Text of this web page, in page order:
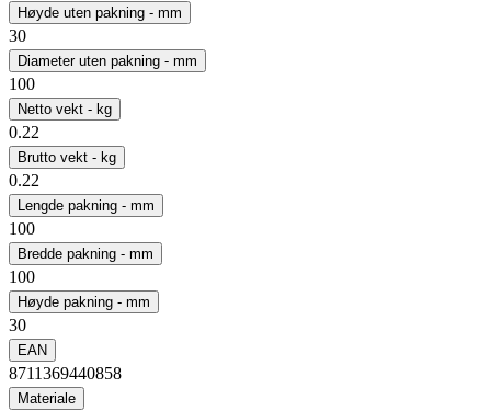
Høyde uten pakning - mm
30
Diameter uten pakning - mm
100
Netto vekt - kg
0.22
Brutto vekt - kg
0.22
Lengde pakning - mm
100
Bredde pakning - mm
100
Høyde pakning - mm
30
EAN
8711369440858
Materiale